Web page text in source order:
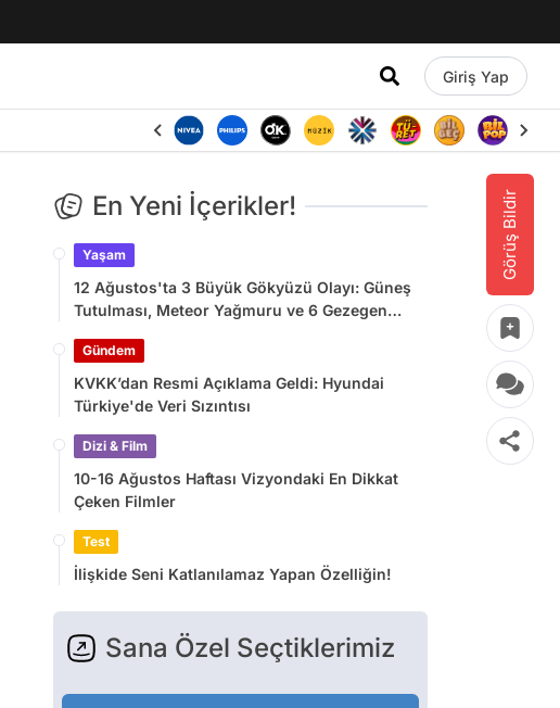
Giriş Yap
Görüş Bildir
En Yeni İçerikler!
Yaşam
12 Ağustos'ta 3 Büyük Gökyüzü Olayı: Güneş
Tutulması, Meteor Yağmuru ve 6 Gezegen
Gündem
KVKK’dan Resmi Açıklama Geldi: Hyundai
Türkiye'de Veri Sızıntısı
Dizi & Film
10-16 Ağustos Haftası Vizyondaki En Dikkat
Çeken Filmler
Test
İlişkide Seni Katlanılamaz Yapan Özelliğin!
Sana Özel Seçtiklerimiz